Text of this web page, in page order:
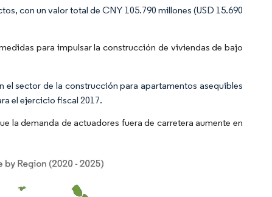
con un valor total de CNY 105.790 millones (USD 15.690
para impulsar la construcción de viviendas de bajo
sector de la construcción para apartamentos asequibles
el ejercicio fiscal 2017.
la demanda de actuadores fuera de carretera aumente en